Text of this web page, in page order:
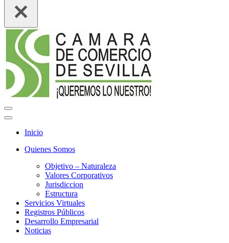
Menú
de
Menú
navegación
Inicio
Quienes Somos
Objetivo – Naturaleza
Valores Corporativos
Jurisdiccion
Estructura
Servicios Virtuales
Registros Públicos
Desarrollo Empresarial
Noticias